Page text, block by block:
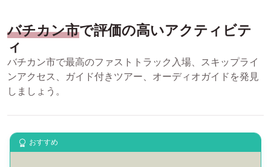
バチカン市で評価の高いアクティビテ
ィ
バチカン市で最高のファストトラック入場、スキップライ
ンアクセス、ガイド付きツアー、オーディオガイドを発見
しましょう。
おすすめ